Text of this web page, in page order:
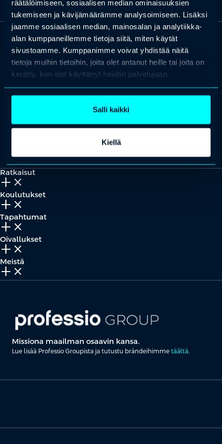
räätälöimiseen, sosiaalisen median ominaisuuksien
tukemiseen ja kävijämäärämme analysoimiseen. Lisäksi
jaamme sosiaalisen median, mainosalan ja analytiikka-
alan kumppaneillemme tietoja siitä, miten käytät
sivustoamme. Kumppanimme voivat yhdistää näitä
tietoja muihin tietoihin, joita olet antanut heille tai joita on
kerätty, kun olet käyttänyt heidän palvelujaan.
Salli kaikki
Kiellä
OTA YHTEYTTÄ
Keilaranta 1 A, 02150 Espoo
+358 (0)20 780 6220
Yhteistyökumppaniksi?
Ratkaisut
add_2 close
Koulutukset
add_2 close
Tapahtumat
add_2 close
Oivallukset
add_2 close
Meistä
add_2 close
Missiona maailman osaavin kansa.
Lue lisää Professio Groupista ja tutustu brändeihimme täältä.